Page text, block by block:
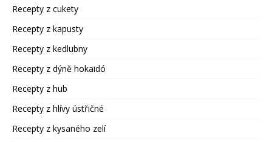
Recepty z cukety
Recepty z kapusty
Recepty z kedlubny
Recepty z dýně hokaidó
Recepty z hub
Recepty z hlívy ústřičné
Recepty z kysaného zelí